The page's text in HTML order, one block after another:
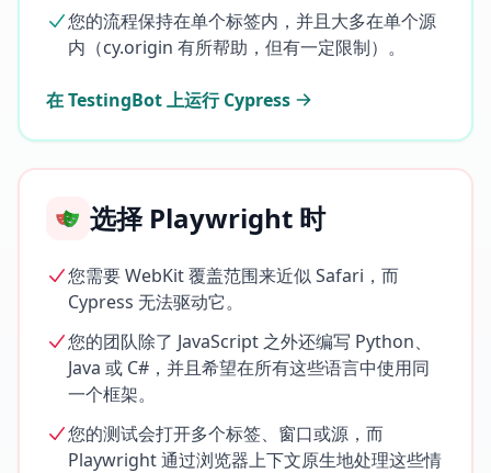
您的流程保持在单个标签内，并且大多在单个源
内（cy.origin 有所帮助，但有一定限制）。
在 TestingBot 上运行 Cypress
选择 Playwright 时
您需要 WebKit 覆盖范围来近似 Safari，而
Cypress 无法驱动它。
您的团队除了 JavaScript 之外还编写 Python、
Java 或 C#，并且希望在所有这些语言中使用同
一个框架。
您的测试会打开多个标签、窗口或源，而
Playwright 通过浏览器上下文原生地处理这些情